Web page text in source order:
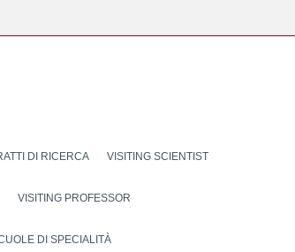
DI RICERCA VISITING SCIENTIST
VISITING PROFESSOR
DI SPECIALITÀ